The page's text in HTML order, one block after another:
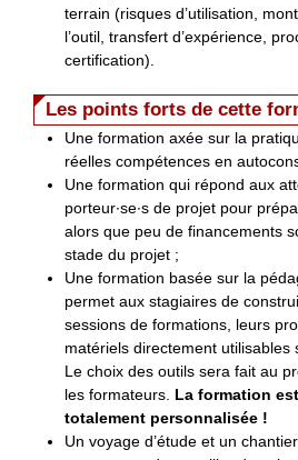
terrain (risques d’utilisation,
l’outil, transfert d’expérience,
certification).
Les points forts de cette
Une formation axée sur la
réelles compétences en
Une formation qui répond aux
porteur∙se∙s de projet pour
alors que peu de financements
stade du projet ;
Une formation basée sur la
permet aux stagiaires de
sessions de formations, leurs
matériels directement utilisables
Le choix des outils sera fait au
les formateurs. La formation
totalement personnalisée !
Un voyage d’étude et un